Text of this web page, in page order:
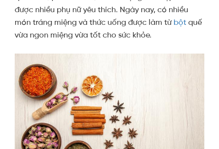
được nhiều phụ nữ yêu thích. Ngày nay, có nhiều
món tráng miệng và thức uống được làm từ bột quế
vừa ngon miệng vừa tốt cho sức khỏe.